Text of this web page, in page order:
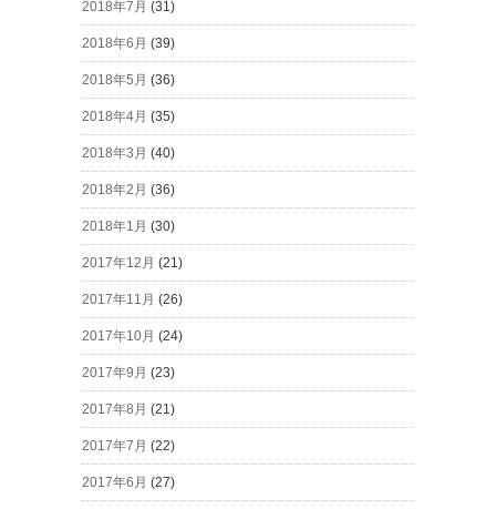
2018年7月 (31)
2018年6月 (39)
2018年5月 (36)
2018年4月 (35)
2018年3月 (40)
2018年2月 (36)
2018年1月 (30)
2017年12月 (21)
2017年11月 (26)
2017年10月 (24)
2017年9月 (23)
2017年8月 (21)
2017年7月 (22)
2017年6月 (27)